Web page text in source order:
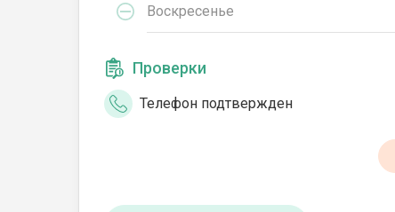
Воскресенье
Проверки
Телефон подтвержден